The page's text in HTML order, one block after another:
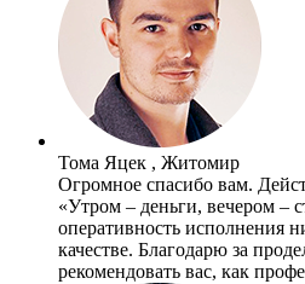
Тома Яцек , Житомир
Огромное спасибо вам.
«Утром – деньги, вечером –
оперативность исполнения
качестве. Благодарю за
рекомендовать вас, как